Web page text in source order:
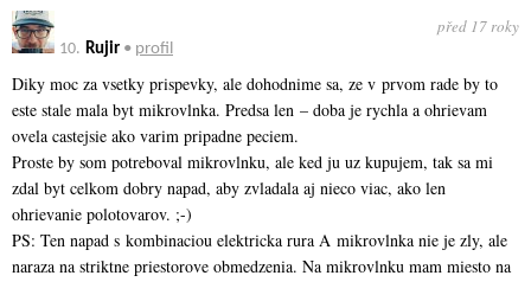
10. Rujir • profil
před 17 roky
Diky moc za vsetky prispevky, ale dohodnime sa, ze v prvom rade by to
este stale mala byt mikrovlnka. Predsa len – doba je rychla a ohrievam
ovela castejsie ako varim pripadne peciem.
Proste by som potreboval mikrovlnku, ale ked ju uz kupujem, tak sa mi
zdal byt celkom dobry napad, aby zvladala aj nieco viac, ako len
ohrievanie polotovarov. ;-)
PS: Ten napad s kombinaciou elektricka rura A mikrovlnka nie je zly, ale
naraza na striktne priestorove obmedzenia. Na mikrovlnku mam miesto na